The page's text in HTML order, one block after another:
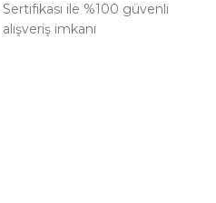
ile %100 güvenli
alışveriş imkanı